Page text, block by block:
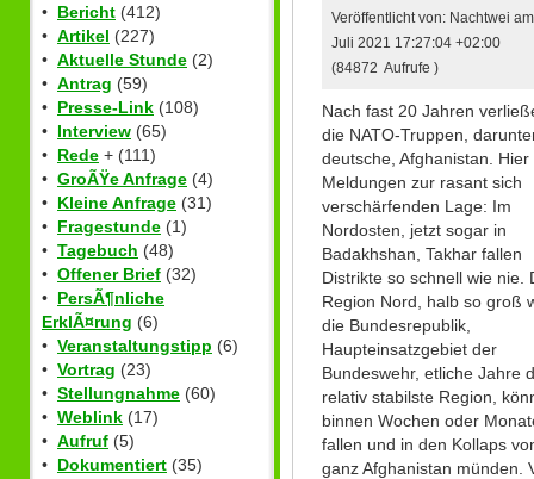
• Bericht (412)
• Artikel (227)
• Aktuelle Stunde (2)
• Antrag (59)
• Presse-Link (108)
• Interview (65)
• Rede + (111)
• GroÃŸe Anfrage (4)
• Kleine Anfrage (31)
• Fragestunde (1)
• Tagebuch (48)
• Offener Brief (32)
• PersÃ¶nliche
ErklÃ¤rung (6)
• Veranstaltungstipp (6)
• Vortrag (23)
• Stellungnahme (60)
• Weblink (17)
• Aufruf (5)
• Dokumentiert (35)
Veröffentlicht von: Nachtwei
Juli 2021 17:27:04 +02:00
(84872 Aufrufe )
Nach fast 20 Jahren
die NATO-Truppen,
deutsche, Afghanistan. Hier
Meldungen zur rasant sich
verschärfenden Lage: Im
Nordosten, jetzt sogar in
Badakhshan, Takhar fallen
Distrikte so schnell wie nie.
Region Nord, halb so groß
die Bundesrepublik,
Haupteinsatzgebiet der
Bundeswehr, etliche Jahre
relativ stabilste Region,
binnen Wochen oder
fallen und in den Kollaps
ganz Afghanistan münden.